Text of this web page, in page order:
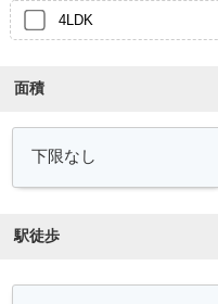
4LDK
面積
駅徒歩